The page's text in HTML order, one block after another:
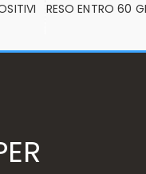
RESO ENTRO 60